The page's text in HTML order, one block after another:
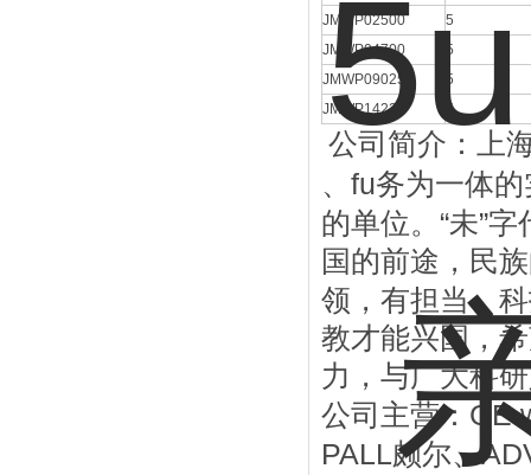
JMWP02500
5
JMWP04700
5
JMWP09025
5
JMWP14225
5
公司简介：上
、 fu务为一体
的单位。 “未”字
国的前途，民
领，有担当，
教才能兴国，
力，与广大科
公司主营： GE
PALL颇尔、